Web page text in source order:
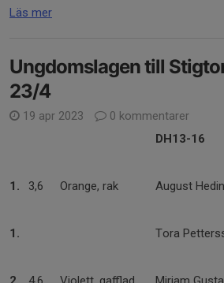
Läs mer
Ungdomslagen till
23/4
19 apr 2023
0 kommentarer
DH13-16
1. 3,6 Orange, rak August Hedin
1. Tora